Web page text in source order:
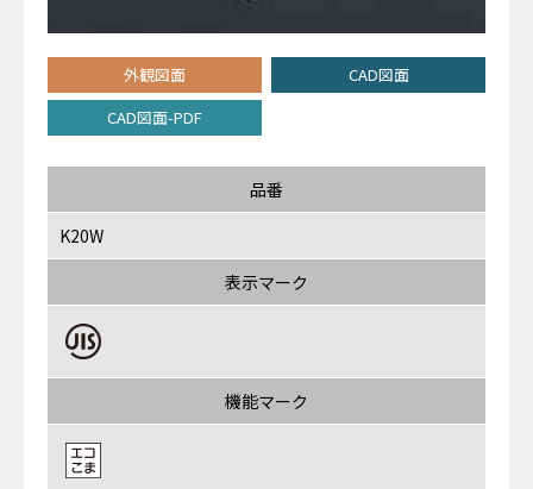
外観図面
CAD図面
CAD図面-PDF
品番
K20W
表示マーク
機能マーク